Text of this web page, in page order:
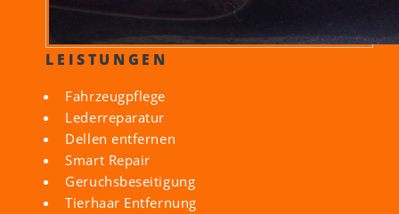
LEISTUNGEN
Fahrzeugpflege
Lederreparatur
Dellen entfernen
Smart Repair
Geruchsbeseitigung
Tierhaar Entfernung